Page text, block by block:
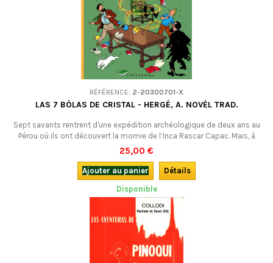
RÉFÉRENCE: 2-20300701-X
LAS 7 BÒLAS DE CRISTAL - HERGÉ, A. NOVÈL TRAD.
Sept savants rentrent d'une expédition archéologique de deux ans au
Pérou où ils ont découvert la momie de l’Inca Rascar Capac. Mais, à
peine arrivés, ils sont, les uns après les autres, mystérieusement
frappés de léthargie. Les 7 boules de cristal en occitan : un introuvable
! LIVRE D'OCCASION : édition de 1979, ancien exemplaire de
bibliothèque, comme...
25,00 €
Ajouter au panier
Détails
Disponible